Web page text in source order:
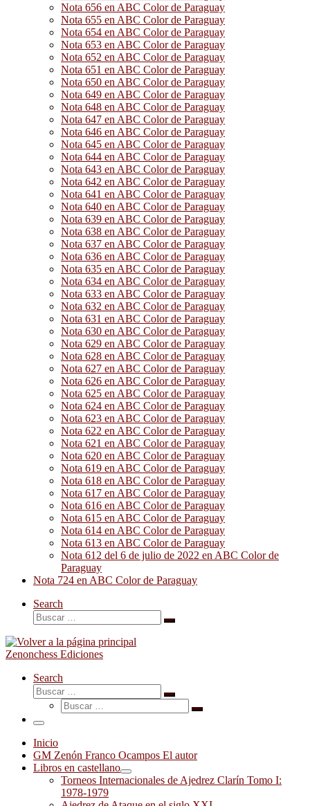
Nota 656 en ABC Color de Paraguay
Nota 655 en ABC Color de Paraguay
Nota 654 en ABC Color de Paraguay
Nota 653 en ABC Color de Paraguay
Nota 652 en ABC Color de Paraguay
Nota 651 en ABC Color de Paraguay
Nota 650 en ABC Color de Paraguay
Nota 649 en ABC Color de Paraguay
Nota 648 en ABC Color de Paraguay
Nota 647 en ABC Color de Paraguay
Nota 646 en ABC Color de Paraguay
Nota 645 en ABC Color de Paraguay
Nota 644 en ABC Color de Paraguay
Nota 643 en ABC Color de Paraguay
Nota 642 en ABC Color de Paraguay
Nota 641 en ABC Color de Paraguay
Nota 640 en ABC Color de Paraguay
Nota 639 en ABC Color de Paraguay
Nota 638 en ABC Color de Paraguay
Nota 637 en ABC Color de Paraguay
Nota 636 en ABC Color de Paraguay
Nota 635 en ABC Color de Paraguay
Nota 634 en ABC Color de Paraguay
Nota 633 en ABC Color de Paraguay
Nota 632 en ABC Color de Paraguay
Nota 631 en ABC Color de Paraguay
Nota 630 en ABC Color de Paraguay
Nota 629 en ABC Color de Paraguay
Nota 628 en ABC Color de Paraguay
Nota 627 en ABC Color de Paraguay
Nota 626 en ABC Color de Paraguay
Nota 625 en ABC Color de Paraguay
Nota 624 en ABC Color de Paraguay
Nota 623 en ABC Color de Paraguay
Nota 622 en ABC Color de Paraguay
Nota 621 en ABC Color de Paraguay
Nota 620 en ABC Color de Paraguay
Nota 619 en ABC Color de Paraguay
Nota 618 en ABC Color de Paraguay
Nota 617 en ABC Color de Paraguay
Nota 616 en ABC Color de Paraguay
Nota 615 en ABC Color de Paraguay
Nota 614 en ABC Color de Paraguay
Nota 613 en ABC Color de Paraguay
Nota 612 del 6 de julio de 2022 en ABC Color de
Paraguay
Nota 724 en ABC Color de Paraguay
Search
Buscar
Buscar
Zenonchess Ediciones
Search
Buscar
Buscar
Buscar
Buscar
Menú
Inicio
GM Zenón Franco Ocampos El autor
Libros en castellano
Torneos Internacionales de Ajedrez Clarín Tomo I:
1978-1979